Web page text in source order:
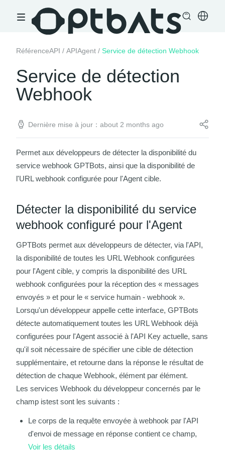
RéférenceAPI / APIAgent / Service de détection Webhook
Service de détection
Webhook
Dernière mise à jour：about 2 months ago
Permet aux développeurs de détecter la disponibilité du
service webhook GPTBots, ainsi que la disponibilité de
l'URL webhook configurée pour l'Agent cible.
Détecter la disponibilité du service
webhook configuré pour l'Agent
GPTBots permet aux développeurs de détecter, via l'API,
la disponibilité de toutes les URL Webhook configurées
pour l'Agent cible, y compris la disponibilité des URL
webhook configurées pour la réception des « messages
envoyés » et pour le « service humain - webhook ».
Lorsqu'un développeur appelle cette interface, GPTBots
détecte automatiquement toutes les URL Webhook déjà
configurées pour l'Agent associé à l'API Key actuelle, sans
qu'il soit nécessaire de spécifier une cible de détection
supplémentaire, et retourne dans la réponse le résultat de
détection de chaque Webhook, élément par élément.
Les services Webhook du développeur concernés par le
champ istest sont les suivants :
Le corps de la requête envoyée à webhook par l'API
d'envoi de message en réponse contient ce champ,
Voir les détails